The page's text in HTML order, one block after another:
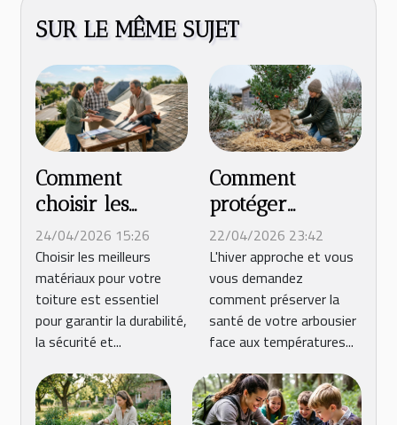
SUR LE MÊME SUJET
Comment
choisir les
meilleurs
matériaux pour
votre toiture ?
24/04/2026 15:26
Choisir les meilleurs
matériaux pour votre
toiture est essentiel
pour garantir la durabilité,
la sécurité et...
Comment
protéger
efficacement
votre arbousier
durant l'hiver ?
22/04/2026 23:42
L'hiver approche et vous
vous demandez
comment préserver la
santé de votre arbousier
face aux températures...